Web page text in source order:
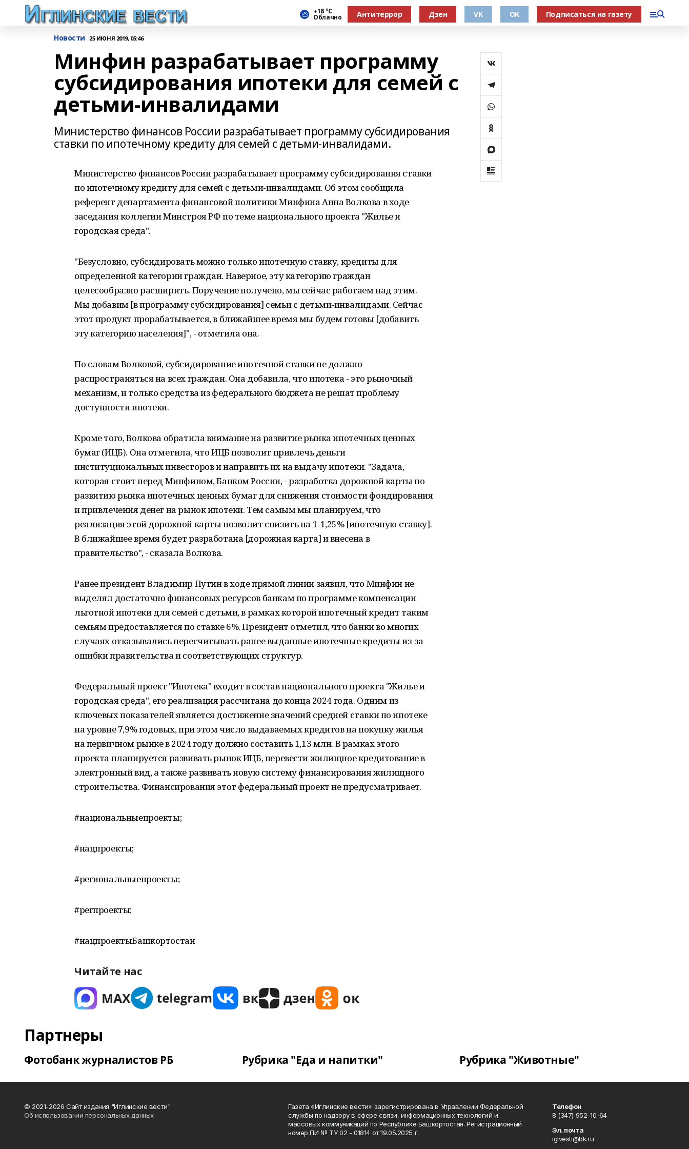
+18 °С
Облачно Антитеррор Дзен VK OK Подписаться на газету
Новости 25 ИЮНЯ 2019, 05:46
Минфин разрабатывает программу
субсидирования ипотеки для семей с
детьми-инвалидами
Министерство финансов России разрабатывает программу субсидирования
ставки по ипотечному кредиту для семей с детьми-инвалидами.
Министерство финансов России разрабатывает программу субсидирования ставки
по ипотечному кредиту для семей с детьми-инвалидами. Об этом сообщила
референт департамента финансовой политики Минфина Анна Волкова в ходе
заседания коллегии Минстроя РФ по теме национального проекта "Жилье и
городская среда".
"Безусловно, субсидировать можно только ипотечную ставку, кредиты для
определенной категории граждан. Наверное, эту категорию граждан
целесообразно расширить. Поручение получено, мы сейчас работаем над этим.
Мы добавим [в программу субсидирования] семьи с детьми-инвалидами. Сейчас
этот продукт прорабатывается, в ближайшее время мы будем готовы [добавить
эту категорию населения]", - отметила она.
По словам Волковой, субсидирование ипотечной ставки не должно
распространяться на всех граждан. Она добавила, что ипотека - это рыночный
механизм, и только средства из федерального бюджета не решат проблему
доступности ипотеки.
Кроме того, Волкова обратила внимание на развитие рынка ипотечных ценных
бумаг (ИЦБ). Она отметила, что ИЦБ позволит привлечь деньги
институциональных инвесторов и направить их на выдачу ипотеки. "Задача,
которая стоит перед Минфином, Банком России, - разработка дорожной карты по
развитию рынка ипотечных ценных бумаг для снижения стоимости фондирования
и привлечения денег на рынок ипотеки. Тем самым мы планируем, что
реализация этой дорожной карты позволит снизить на 1-1,25% [ипотечную ставку].
В ближайшее время будет разработана [дорожная карта] и внесена в
правительство", - сказала Волкова.
Ранее президент Владимир Путин в ходе прямой линии заявил, что Минфин не
выделял достаточно финансовых ресурсов банкам по программе компенсации
льготной ипотеки для семей с детьми, в рамках которой ипотечный кредит таким
семьям предоставляется по ставке 6%. Президент отметил, что банки во многих
случаях отказывались пересчитывать ранее выданные ипотечные кредиты из-за
ошибки правительства и соответствующих структур.
Федеральный проект "Ипотека" входит в состав национального проекта "Жилье и
городская среда", его реализация рассчитана до конца 2024 года. Одним из
ключевых показателей является достижение значений средней ставки по ипотеке
на уровне 7,9% годовых, при этом число выдаваемых кредитов на покупку жилья
на первичном рынке в 2024 году должно составить 1,13 млн. В рамках этого
проекта планируется развивать рынок ИЦБ, перевести жилищное кредитование в
электронный вид, а также развивать новую систему финансирования жилищного
строительства. Финансирования этот федеральный проект не предусматривает.
#национальныепроекты;
#нацпроекты;
#региональныепроекты;
#регпроекты;
#нацпроектыБашкортостан
Читайте нас
Партнеры
Фотобанк журналистов РБ Рубрика "Еда и напитки" Рубрика "Животные"
© 2021-2026 Сайт издания "Иглинские вести"
Об использовании персональных данных
Газета «Иглинские вести» зарегистрирована в Управлении Федеральной
службы по надзору в сфере связи, информационных технологий и
массовых коммуникаций по Республике Башкортостан. Регистрационный
номер ПИ № ТУ 02 - 01814 от 19.05.2025 г.
Телефон
8 (347) 952-10-64
Эл. почта
iglvesti@bk.ru